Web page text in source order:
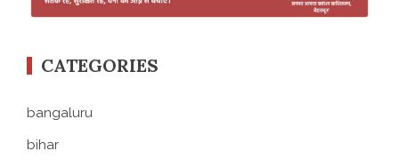
CATEGORIES
bangaluru
bihar